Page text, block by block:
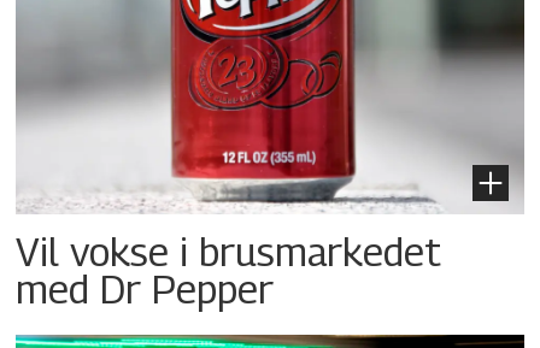
Vil vokse i brusmarkedet
med Dr Pepper